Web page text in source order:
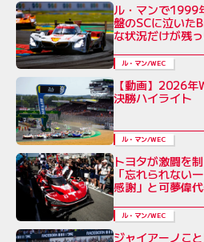
ル・マンで1999
盤のSCに泣いた
な状況だけが残っ
ル・マン/WEC
【動画】2026
決勝ハイライト
ル・マン/WEC
トヨタが激闘を
「忘れられない
感謝」と可夢偉
ル・マン/WEC
ジャイアーノこ